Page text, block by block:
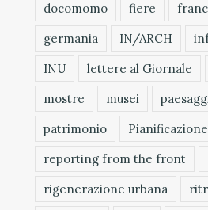
docomomo
fiere
germania
IN/ARCH
INU
lettere al Giornale
mostre
musei
patrimonio
Pianificazione
reporting from the front
rigenerazione urbana